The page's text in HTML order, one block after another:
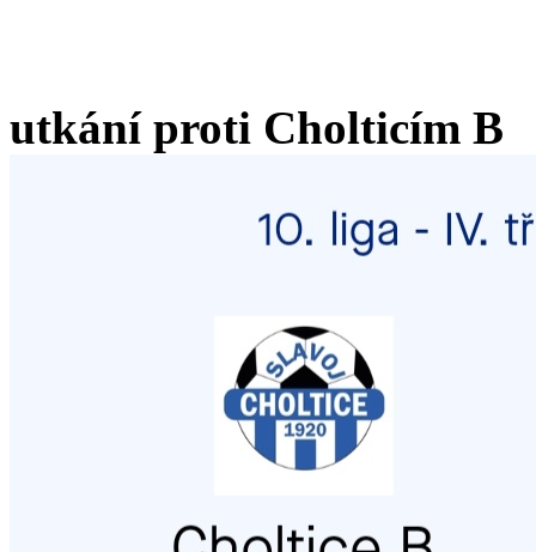
utkání proti Cholticím B